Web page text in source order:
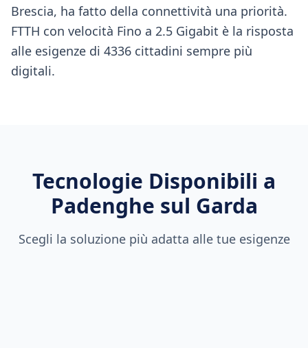
Brescia, ha fatto della connettività una priorità.
FTTH con velocità Fino a 2.5 Gigabit è la risposta
alle esigenze di 4336 cittadini sempre più
digitali.
Tecnologie Disponibili a
Padenghe sul Garda
Scegli la soluzione più adatta alle tue esigenze